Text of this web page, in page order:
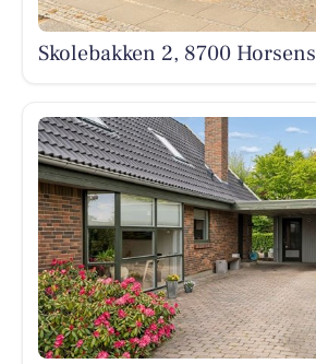
Skolebakken 2, 8700 Horsens